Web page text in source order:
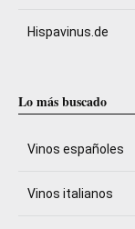
Hispavinus.de
Lo más buscado
Vinos españoles
Vinos italianos